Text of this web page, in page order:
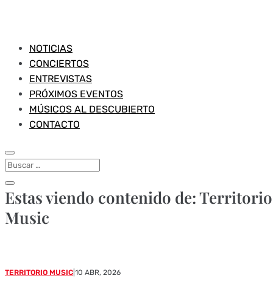
NOTICIAS
CONCIERTOS
ENTREVISTAS
PRÓXIMOS EVENTOS
MÚSICOS AL DESCUBIERTO
CONTACTO
Estas viendo contenido de: Territorio
Music
TERRITORIO MUSIC 10 ABR, 2026